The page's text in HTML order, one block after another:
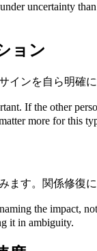
uncertainty
ョン
インを自ら明確
If the other
more for this
す。関係修復
the impact,
it in ambiguity.